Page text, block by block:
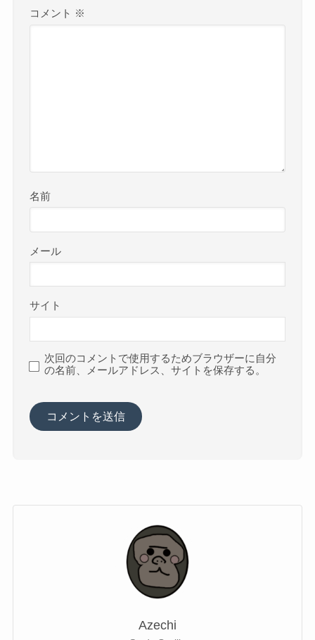
コメント ※
名前
メール
サイト
次回のコメントで使用するためブラウザーに自分
の名前、メールアドレス、サイトを保存する。
Azechi